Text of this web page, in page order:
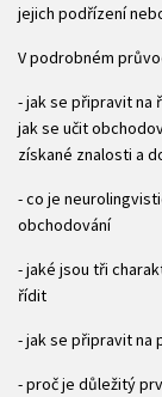
jejich podřízení
V podrobném
- jak se připravit na
jak se učit
získané znalosti a
- co je
obchodování
- jaké jsou tři
řídit
- jak se připravit na
- proč je důležitý